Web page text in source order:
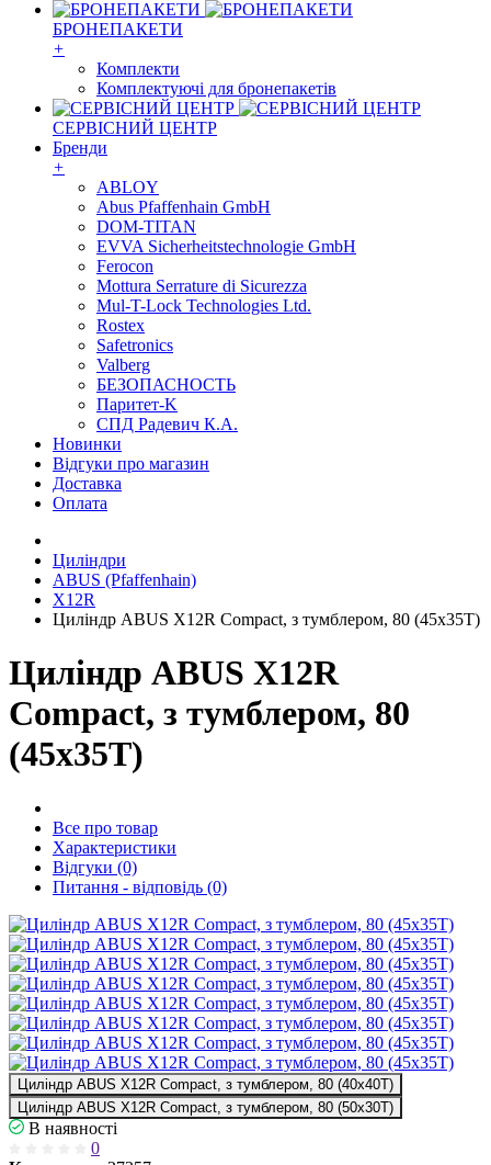
БРОНЕПАКЕТИ
+
Комплекти
Комплектуючі для бронепакетів
СЕРВІСНИЙ ЦЕНТР
Бренди
+
ABLOY
Abus Pfaffenhain GmbH
DOM-TITAN
EVVA Sicherheitstechnologie GmbH
Ferocon
Mottura Serrature di Sicurezza
Mul-T-Lock Technologies Ltd.
Rostex
Safetronics
Valberg
БЕЗОПАСНОСТЬ
Паритет-K
СПД Радевич К.А.
Новинки
Відгуки про магазин
Доставка
Оплата
Циліндри
ABUS (Pfaffenhain)
X12R
Циліндр ABUS X12R Compact, з тумблером, 80 (45х35Т)
Циліндр ABUS X12R
Compact, з тумблером, 80
(45х35Т)
Все про товар
Характеристики
Відгуки (0)
Питання - відповідь (0)
Циліндр ABUS X12R Compact, з тумблером, 80 (40х40Т)
Циліндр ABUS X12R Compact, з тумблером, 80 (50х30Т)
В наявності
0